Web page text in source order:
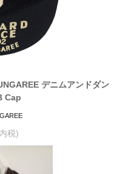
デニムアンドダン
Cap
税)